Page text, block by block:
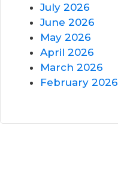
July 2026
June 2026
May 2026
April 2026
March 2026
February 2026